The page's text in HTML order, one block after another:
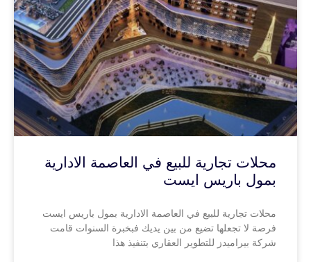
محلات تجارية للبيع في العاصمة الادارية
بمول باريس ايست
محلات تجارية للبيع في العاصمة الادارية بمول باريس ايست
فرصة لا تجعلها تضيع من بين يديك فبخبرة السنوات قامت
شركة بيراميدز للتطوير العقاري بتنفيذ هذا